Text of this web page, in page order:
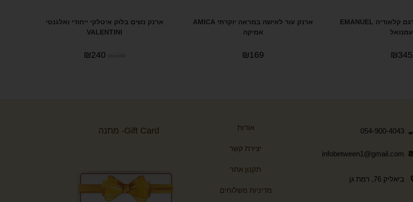
ארנק עור נאפה דגם קלאודיה EMANUEL
עמנואל
₪345
ארנק עור לאישה במראה יוקרתי AMICA
אמיקה
₪169
ארנק נשים בלוק איטלקי ייחודי ואלגנטי
VALENTINI
₪299
₪240
054-900-4043
infobetween1@gmail.com
ביאליק 76, רמת גן
אודות
יצירת קשר
תקנון אתר
מדיניות משלוחים
Gift Card- מתנה